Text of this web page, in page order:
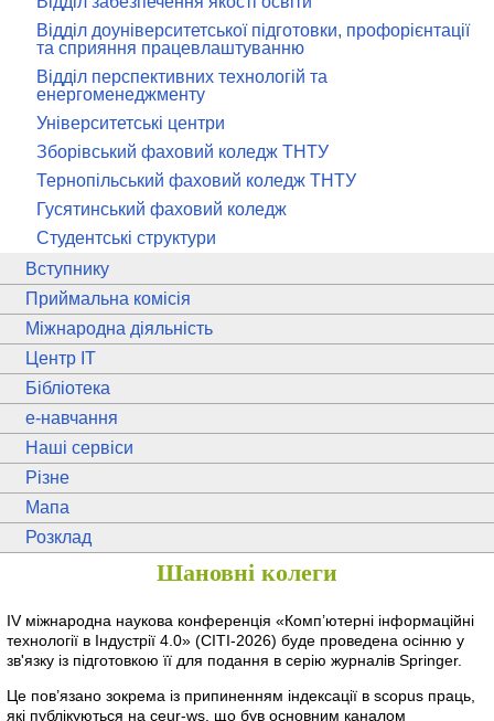
Відділ доуніверситетської підготовки, профорієнтації
та сприяння працевлаштуванню
Відділ перспективних технологій та
енергоменеджменту
Університетські центри
Зборівський фаховий коледж ТНТУ
Тернопільський фаховий коледж ТНТУ
Гусятинський фаховий коледж
Студентські структури
Вступнику
Приймальна комісія
Міжнародна діяльність
Центр ІТ
Бібліотека
e-навчання
Наші сервіси
Різне
Мапа
Розклад
Шановні колеги
IV міжнародна наукова конференція «Комп’ютерні інформаційні
технології в Індустрії 4.0» (CITI-2026) буде проведена осінню у
зв'язку із підготовкою її для подання в серію журналів Springer.
Це пов’язано зокрема із припиненням індексації в scopus праць,
які публікуються на ceur-ws, що був основним каналом